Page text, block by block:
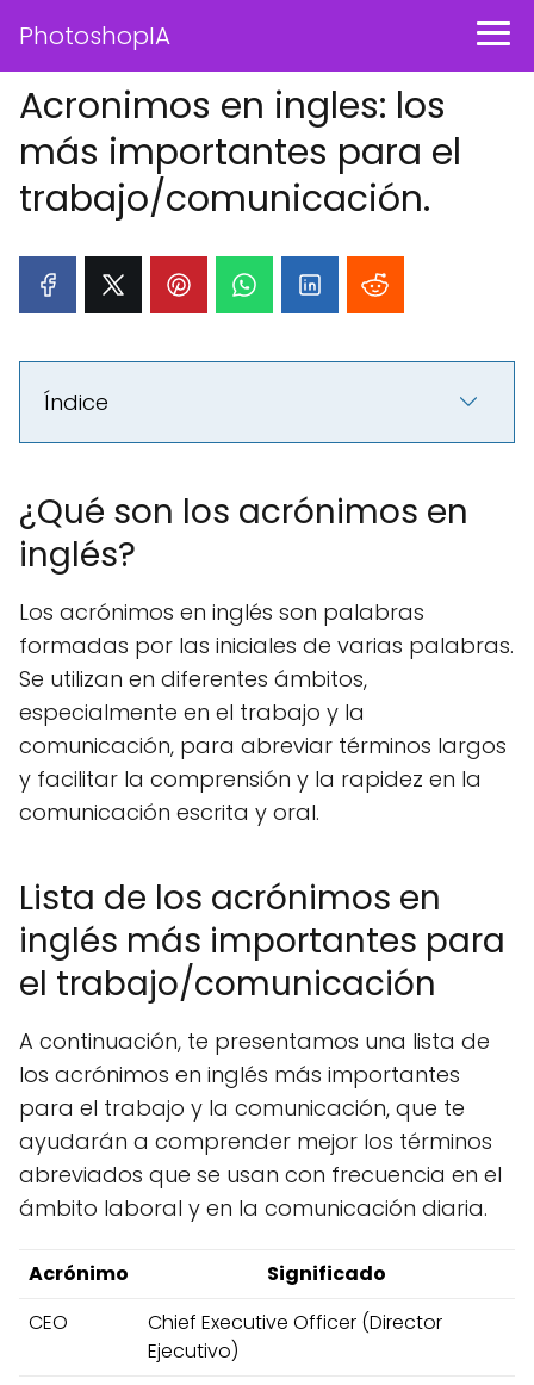
PhotoshopIA
Acronimos en ingles: los
más importantes para el
trabajo/comunicación.
Índice
¿Qué son los acrónimos en
inglés?
Los acrónimos en inglés son palabras
formadas por las iniciales de varias palabras.
Se utilizan en diferentes ámbitos,
especialmente en el trabajo y la
comunicación, para abreviar términos largos
y facilitar la comprensión y la rapidez en la
comunicación escrita y oral.
Lista de los acrónimos en
inglés más importantes para
el trabajo/comunicación
A continuación, te presentamos una lista de
los acrónimos en inglés más importantes
para el trabajo y la comunicación, que te
ayudarán a comprender mejor los términos
abreviados que se usan con frecuencia en el
ámbito laboral y en la comunicación diaria.
Acrónimo
Significado
CEO
Chief Executive Officer (Director
Ejecutivo)